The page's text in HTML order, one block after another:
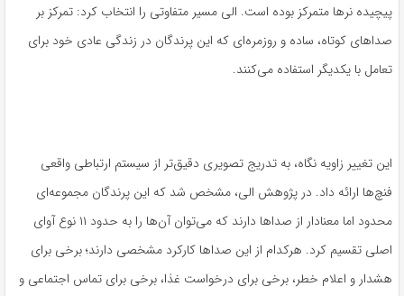
پیچیده نرها متمرکز بوده است. الی مسیر متفاوتی را انتخاب کرد: تمرکز بر
صداهای کوتاه، ساده و روزمره‌ای که این پرندگان در زندگی عادی خود برای
تعامل با یکدیگر استفاده می‌کنند.
این تغییر زاویه نگاه، به تدریج تصویری دقیق‌تر از سیستم ارتباطی واقعی
فنچ‌ها ارائه داد. در پژوهش الی، مشخص شد که این پرندگان مجموعه‌ای
محدود اما معنادار از صداها دارند که می‌توان آن‌ها را به حدود ۱۱ نوع آوای
اصلی تقسیم کرد. هرکدام از این صداها کارکرد مشخصی دارند؛ برخی برای
هشدار و اعلام خطر، برخی برای درخواست غذا، برخی برای تماس اجتماعی و